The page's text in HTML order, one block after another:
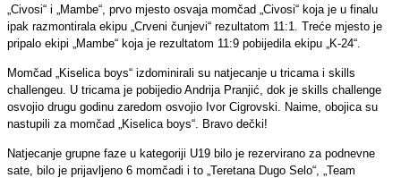
„Civosi“ i „Mambe“, prvo mjesto osvaja momčad „Civosi“ koja je u finalu
ipak razmontirala ekipu „Crveni čunjevi“ rezultatom 11:1. Treće mjesto je
pripalo ekipi „Mambe“ koja je rezultatom 11:9 pobijedila ekipu „K-24“.
Momčad „Kiselica boys“ izdominirali su natjecanje u tricama i skills
challengeu. U tricama je pobijedio Andrija Pranjić, dok je skills challenge
osvojio drugu godinu zaredom osvojio Ivor Cigrovski. Naime, obojica su
nastupili za momčad „Kiselica boys“. Bravo dečki!
Natjecanje grupne faze u kategoriji U19 bilo je rezervirano za podnevne
sate, bilo je prijavljeno 6 momčadi i to „Teretana Dugo Selo“, „Team